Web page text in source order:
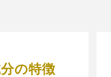
の特徴